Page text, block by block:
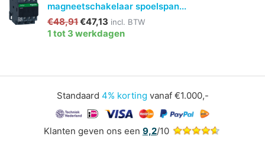
magneetschakelaar spoelspan...
€48,91€47,13 incl. BTW
1 tot 3 werkdagen
Standaard 4% korting vanaf €1.000,-
Klanten geven ons een 9,2/10